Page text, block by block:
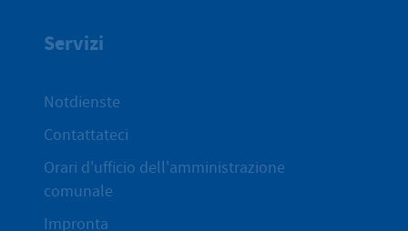
Servizi
Notdienste
Contattateci
Orari d'ufficio dell'amministrazione
comunale
Impronta